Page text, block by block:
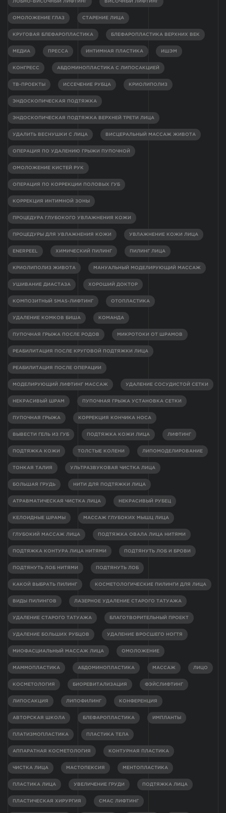
ЛОБНО-ВИСОЧНЫЙ ЛИФТИНГ ВИСОЧНЫЙ ЛИФТИНГ
ОМОЛОЖЕНИЕ ГЛАЗ СТАРЕНИЕ ЛИЦА
КРУГОВАЯ БЛЕФАРОПЛАСТИКА БЛЕФАРОПЛАСТИКА ВЕРХНИХ ВЕК
МЕДИА ПРЕССА ИНТИМНАЯ ПЛАСТИКА ИШЭМ
КОНГРЕСС АБДОМИНОПЛАСТИКА С ЛИПОСАКЦИЕЙ
ТВ-ПРОЕКТЫ ИССЕЧЕНИЕ РУБЦА КРИОЛИПОЛИЗ
ЭНДОСКОПИЧЕСКАЯ ПОДТЯЖКА
ЭНДОСКОПИЧЕСКАЯ ПОДТЯЖКА ВЕРХНЕЙ ТРЕТИ ЛИЦА
УДАЛИТЬ ВЕСНУШКИ С ЛИЦА ВИСЦЕРАЛЬНЫЙ МАССАЖ ЖИВОТА
ОПЕРАЦИЯ ПО УДАЛЕНИЮ ГРЫЖИ ПУПОЧНОЙ
ОМОЛОЖЕНИЕ КИСТЕЙ РУК
ОПЕРАЦИЯ ПО КОРРЕКЦИИ ПОЛОВЫХ ГУБ
КОРРЕКЦИЯ ИНТИМНОЙ ЗОНЫ
ПРОЦЕДУРА ГЛУБОКОГО УВЛАЖНЕНИЯ КОЖИ
ПРОЦЕДУРЫ ДЛЯ УВЛАЖНЕНИЯ КОЖИ УВЛАЖНЕНИЕ КОЖИ ЛИЦА
ENERPEEL ХИМИЧЕСКИЙ ПИЛИНГ ПИЛИНГ ЛИЦА
КРИОЛИПОЛИЗ ЖИВОТА МАНУАЛЬНЫЙ МОДЕЛИРУЮЩИЙ МАССАЖ
УШИВАНИЕ ДИАСТАЗА ХОРОШИЙ ДОКТОР
КОМПОЗИТНЫЙ SMAS-ЛИФТИНГ ОТОПЛАСТИКА
УДАЛЕНИЕ КОМКОВ БИША КОМАНДА
ПУПОЧНАЯ ГРЫЖА ПОСЛЕ РОДОВ МИКРОТОКИ ОТ ШРАМОВ
РЕАБИЛИТАЦИЯ ПОСЛЕ КРУГОВОЙ ПОДТЯЖКИ ЛИЦА
РЕАБИЛИТАЦИЯ ПОСЛЕ ОПЕРАЦИИ
МОДЕЛИРУЮЩИЙ ЛИФТИНГ МАССАЖ УДАЛЕНИЕ СОСУДИСТОЙ СЕТКИ
НЕКРАСИВЫЙ ШРАМ ПУПОЧНАЯ ГРЫЖА УСТАНОВКА СЕТКИ
ПУПОЧНАЯ ГРЫЖА КОРРЕКЦИЯ КОНЧИКА НОСА
ВЫВЕСТИ ГЕЛЬ ИЗ ГУБ ПОДТЯЖКА КОЖИ ЛИЦА ЛИФТИНГ
ПОДТЯЖКА КОЖИ ТОЛСТЫЕ КОЛЕНИ ЛИПОМОДЕЛИРОВАНИЕ
ТОНКАЯ ТАЛИЯ УЛЬТРАЗВУКОВАЯ ЧИСТКА ЛИЦА
БОЛЬШАЯ ГРУДЬ НИТИ ДЛЯ ПОДТЯЖКИ ЛИЦА
АТРАВМАТИЧЕСКАЯ ЧИСТКА ЛИЦА НЕКРАСИВЫЙ РУБЕЦ
КЕЛОИДНЫЕ ШРАМЫ МАССАЖ ГЛУБОКИХ МЫШЦ ЛИЦА
ГЛУБОКИЙ МАССАЖ ЛИЦА ПОДТЯЖКА ОВАЛА ЛИЦА НИТЯМИ
ПОДТЯЖКА КОНТУРА ЛИЦА НИТЯМИ ПОДТЯНУТЬ ЛОБ И БРОВИ
ПОДТЯНУТЬ ЛОБ НИТЯМИ ПОДТЯНУТЬ ЛОБ
КАКОЙ ВЫБРАТЬ ПИЛИНГ КОСМЕТОЛОГИЧЕСКИЕ ПИЛИНГИ ДЛЯ ЛИЦА
ВИДЫ ПИЛИНГОВ ЛАЗЕРНОЕ УДАЛЕНИЕ СТАРОГО ТАТУАЖА
УДАЛЕНИЕ СТАРОГО ТАТУАЖА БЛАГОТВОРИТЕЛЬНЫЙ ПРОЕКТ
УДАЛЕНИЕ БОЛЬШИХ РУБЦОВ УДАЛЕНИЕ ВРОСШЕГО НОГТЯ
МИОФАСЦИАЛЬНЫЙ МАССАЖ ЛИЦА ОМОЛОЖЕНИЕ
МАММОПЛАСТИКА АБДОМИНОПЛАСТИКА МАССАЖ ЛИЦО
КОСМЕТОЛОГИЯ БИОРЕВИТАЛИЗАЦИЯ ФЭЙСЛИФТИНГ
ЛИПОСАКЦИЯ ЛИПОФИЛИНГ КОНФЕРЕНЦИЯ
АВТОРСКАЯ ШКОЛА БЛЕФАРОПЛАСТИКА ИМПЛАНТЫ
ПЛАТИЗМОПЛАСТИКА ПЛАСТИКА ТЕЛА
АППАРАТНАЯ КОСМЕТОЛОГИЯ КОНТУРНАЯ ПЛАСТИКА
ЧИСТКА ЛИЦА МАСТОПЕКСИЯ МЕНТОПЛАСТИКА
ПЛАСТИКА ЛИЦА УВЕЛИЧЕНИЕ ГРУДИ ПОДТЯЖКА ЛИЦА
ПЛАСТИЧЕСКАЯ ХИРУРГИЯ СМАС ЛИФТИНГ